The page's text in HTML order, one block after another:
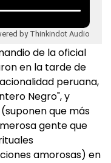
by Thinkindot Audio
de la oficial
en la tarde de
peruana,
Negro", y
que más
gente que
amorosas) en